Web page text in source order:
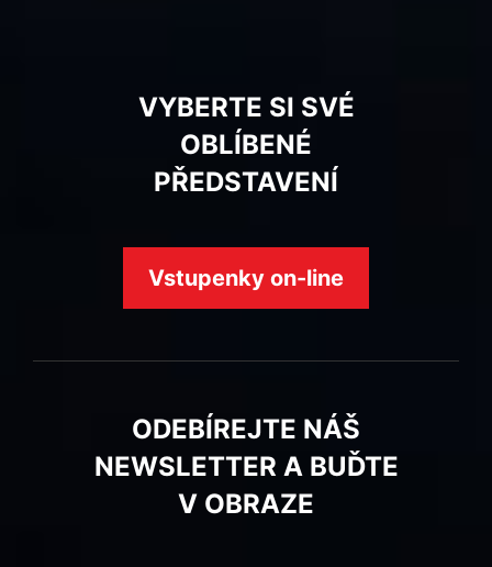
VYBERTE SI SVÉ
OBLÍBENÉ
PŘEDSTAVENÍ
Vstupenky on-line
ODEBÍREJTE NÁŠ
NEWSLETTER A BUĎTE
V OBRAZE